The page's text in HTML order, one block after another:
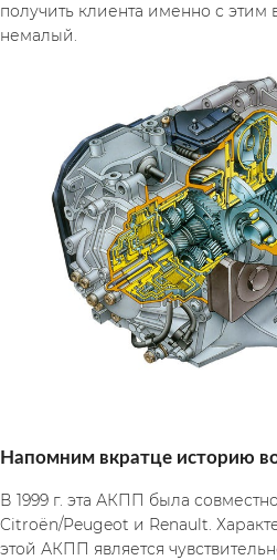
получить клиента именно с
немалый.
Напомним вкратце историю
В 1999 г. эта АКПП была
Citroёn/Peugeot и Renault.
этой АКПП является